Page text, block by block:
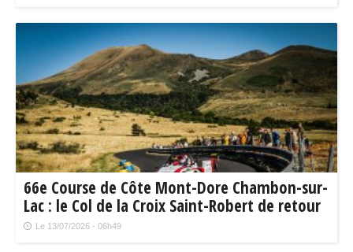
66e Course de Côte Mont-Dore Chambon-sur-
Lac : le Col de la Croix Saint-Robert de retour
Le 13/07/2026 - 06h49